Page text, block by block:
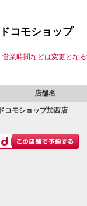
ドコモショップ
営業時間などは変更とな
店舗名
ドコモショップ加西店